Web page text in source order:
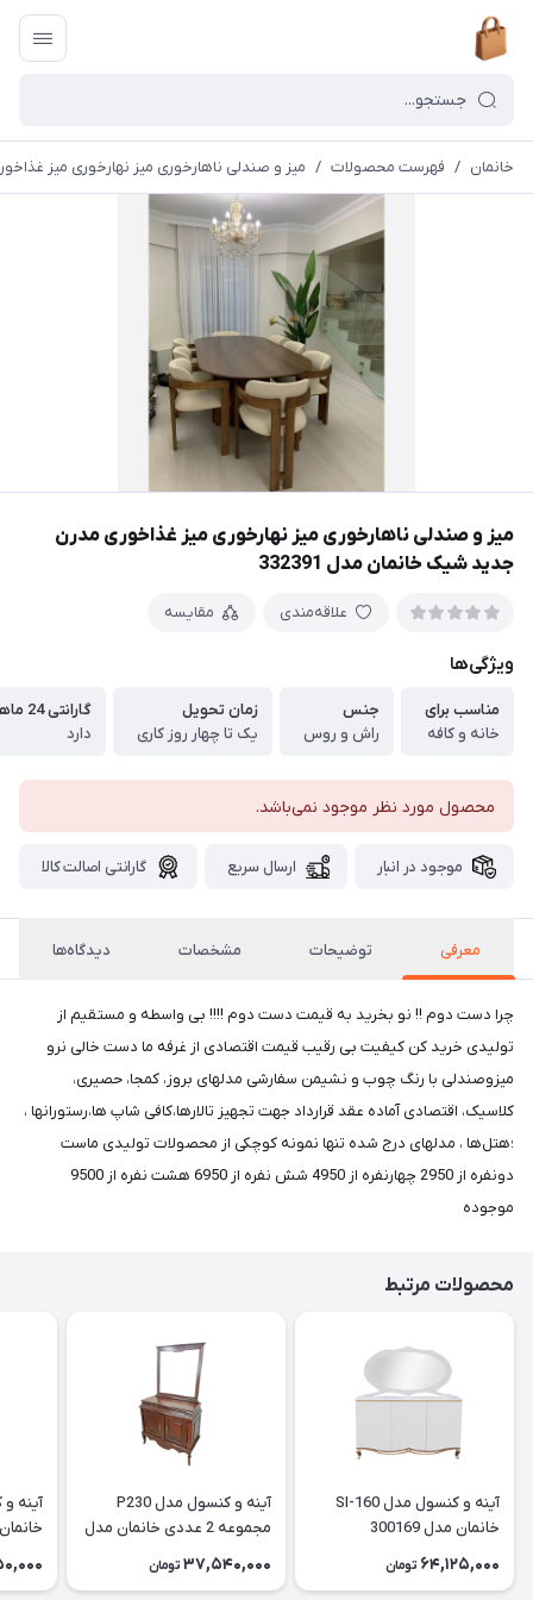
خانمان / فهرست محصولات / میز و صندلی ناهارخوری میز نهارخوری میز
میز و صندلی ناهارخوری میز نهارخوری میز غذاخوری مدرن
جدید شیک خانمان مدل 332391
علاقه‌مندی مقایسه
ویژگی‌ها
مناسب برای
خانه و کافه
جنس
راش و روس
زمان تحویل
یک تا چهار روز کاری
گارانتی 24 ماهه خانمان
دارد
محصول مورد نظر موجود نمی‌باشد.
موجود در انبار ارسال سریع گارانتی اصالت کالا
معرفی توضیحات مشخصات دیدگاه‌ها
چرا دست دوم !! نو بخرید به قیمت دست دوم !!!! بی واسطه و مستقیم از
تولیدی خرید کن کیفیت بی رقیب قیمت اقتصادی از غرفه ما دست خالی نرو
میزوصندلی با رنگ چوب و نشیمن سفارشی مدلهای بروز، کمجا، حصیری،
کلاسیک، اقتصادی آماده عقد قرارداد جهت تجهیز تالارها،کافی شاپ ها،رستورانها ،
؛هتل‌ها ، مدلهای درج شده تنها نمونه کوچکی از محصولات تولیدی ماست
دونفره از 2950 چهارنفره از 4950 شش نفره از 6950 هشت نفره از 9500
موجوده
محصولات مرتبط
آینه و کنسول مدل SI-160
خانمان مدل 300169
64,125,000 تومان
آینه و کنسول مدل P230
مجموعه 2 عددی خانمان مدل
37,540,000 تومان
خانمان